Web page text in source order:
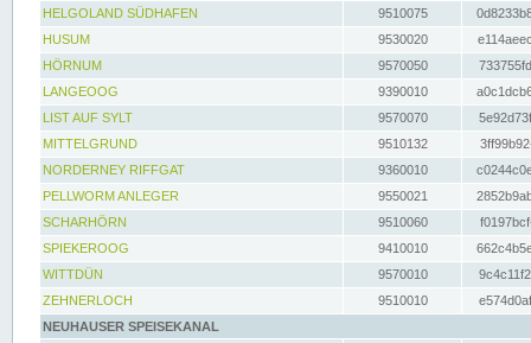
HELGOLAND SÜDHAFEN
9510075
HUSUM
9530020
HÖRNUM
9570050
LANGEOOG
9390010
LIST AUF SYLT
9570070
MITTELGRUND
9510132
NORDERNEY RIFFGAT
9360010
PELLWORM ANLEGER
9550021
SCHARHÖRN
9510060
SPIEKEROOG
9410010
WITTDÜN
9570010
ZEHNERLOCH
9510010
NEUHAUSER SPEISEKANAL